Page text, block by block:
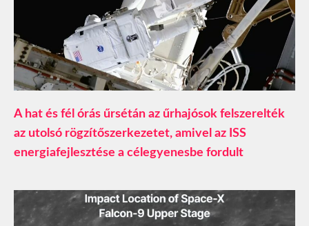
A hat és fél órás űrsétán az űrhajósok felszerelték
az utolsó rögzítőszerkezetet, amivel az ISS
energiafejlesztése a célegyenesbe fordult